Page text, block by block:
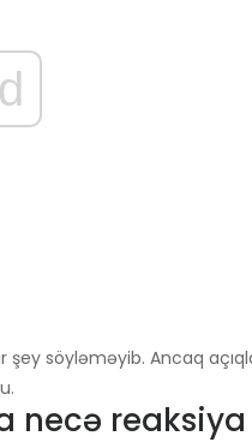
şey söyləməyib. Ancaq
necə